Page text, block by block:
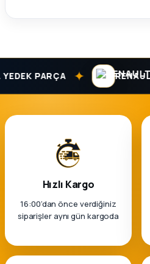
PARÇA ✦ RENAULT
Hızlı Kargo
16:00’dan önce verdiğiniz
siparişler aynı gün kargoda